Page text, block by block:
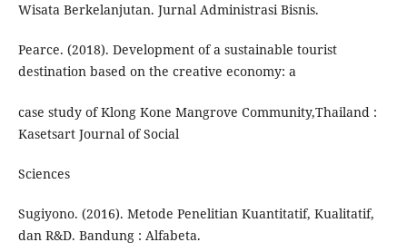
Wisata Berkelanjutan. Jurnal Administrasi Bisnis.
Pearce. (2018). Development of a sustainable tourist
destination based on the creative economy: a
case study of Klong Kone Mangrove Community,Thailand :
Kasetsart Journal of Social
Sciences
Sugiyono. (2016). Metode Penelitian Kuantitatif, Kualitatif,
dan R&D. Bandung : Alfabeta.